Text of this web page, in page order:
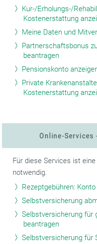
Kur-/Erholungs-/
Kostenerstattung
Meine Daten und
Partnerschaftsbonus
beantragen
Pensionskonto
Private
Kostenerstattung
Online-Services
Für diese Services ist
notwendig.
Rezeptgebühren:
Selbstversicherung
Selbstversicherung für
beantragen
Selbstversicherung für